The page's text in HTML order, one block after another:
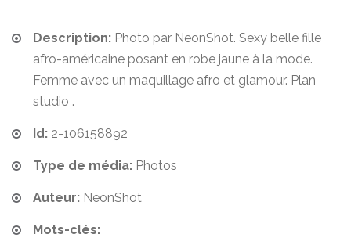
Description: Photo par NeonShot. Sexy belle fille
afro-américaine posant en robe jaune à la mode.
Femme avec un maquillage afro et glamour. Plan
studio .
Id: 2-106158892
Type de média: Photos
Auteur: NeonShot
Mots-clés: